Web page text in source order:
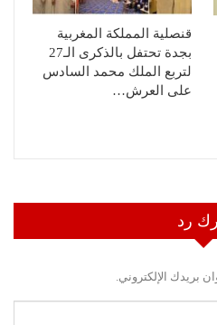
قنصلية المملكة المغربية
بجدة تحتفل بالذكرى الـ27
لتربع الملك محمد السادس
على العرش…
رد
بريدك الإلكتروني.